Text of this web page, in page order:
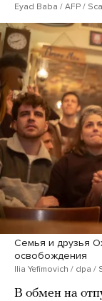
Eyad Baba / AFP /
Семья и друзья
освобождения
Ilia Yefimovich / dpa /
В обмен на